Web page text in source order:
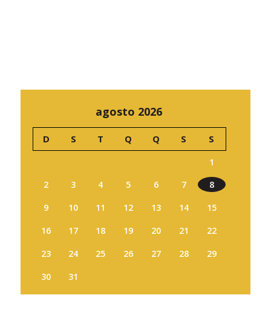
agosto 2026
D S T Q Q S S
1
2
3 4 5 6 7
8
9
10 11 12 13 14
15
16
17 18 19 20 21
22
23
24 25 26 27 28
29
30
31